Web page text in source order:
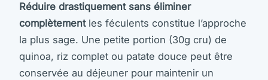
Réduire drastiquement sans éliminer
complètementles féculents constitue l’approche
la plus sage. Une petite portion (30g cru) de
quinoa, riz complet ou patate douce peut être
conservée au déjeuner pour maintenir un